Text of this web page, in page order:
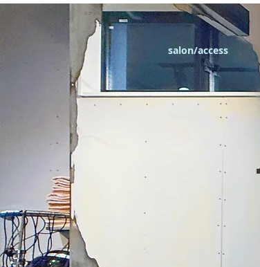
エフィラージュカット
salon/access